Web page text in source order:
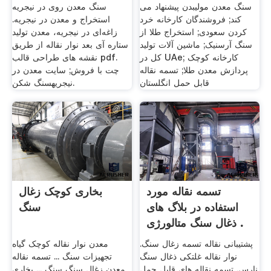
سنگ معدن روی در نیجریه
استخراج و معدن در نیجریه.
زاغه‌ای در نیجریه، معدن تولید
ستاره آی بعد نوار نقاله از طریق
نقشه های طراحی قالب pdf.
چت با فروش; سایت معدن در
نیجریهسنگ شکن.
سنگ معدن مولیبدن پیشنهاد می
کند; فروشندگان کارخانه خرد
کردن سعودی; استخراج طلا از
سنگ آرسنیک; ماشین آلات تولید
کل در UAe; کارخانه کوچک
پردازش معدن طلا; تسمه نقاله
قابل حمل انگلستان
بخاری کوچک زغال
سنگ
معدن نوار نقاله کوچک گیاه
تجهیزات سنگ ... تسمه نقاله
تسمه نقاله مورد
استفاده در بلاگ های
ذغال سنگ متالورژی .
پشتیبانی نقاله تسمه زغال سنگ.
نوار نقاله غلتکی ذغال سنگ